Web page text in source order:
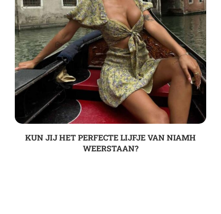
KUN JIJ HET PERFECTE LIJFJE VAN NIAMH
WEERSTAAN?